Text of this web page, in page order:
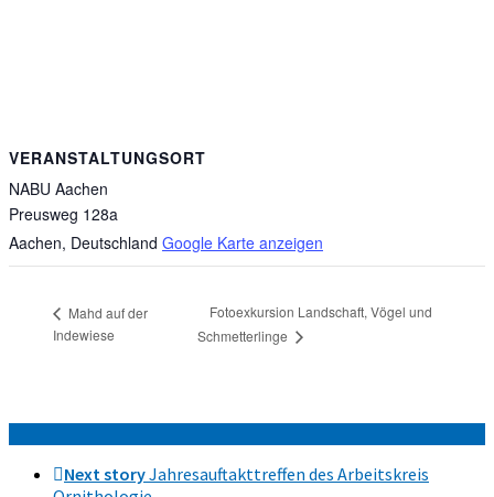
VERANSTALTUNGSORT
NABU Aachen
Preusweg 128a
Aachen, Deutschland Google Karte anzeigen
Mahd auf der
Indewiese
Fotoexkursion Landschaft, Vögel und
Schmetterlinge
Next storyJahresauftakttreffen des Arbeitskreis